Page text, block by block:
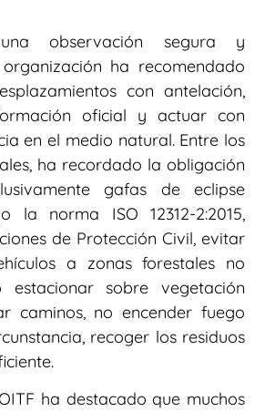
observación segura y
ha recomendado
con antelación,
oficial y actuar con
en el medio natural. Entre los
ha recordado la obligación
gafas de eclipse
la norma ISO 12312-2:2015,
de Protección Civil, evitar
a zonas forestales no
estacionar sobre vegetación
caminos, no encender fuego
recoger los residuos
ha destacado que muchos